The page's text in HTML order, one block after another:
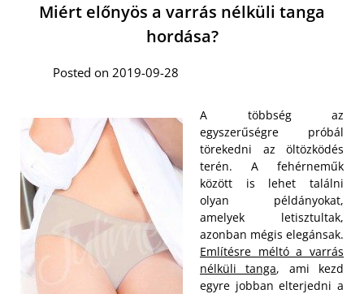
Miért előnyös a varrás nélküli tanga
hordása?
Posted on 2019-09-28
A többség az
egyszerűségre próbál
törekedni az öltözködés
terén. A fehérneműk
között is lehet találni
olyan példányokat,
amelyek letisztultak,
azonban mégis elegánsak.
Említésre méltó a varrás
nélküli tanga, ami kezd
egyre jobban elterjedni a